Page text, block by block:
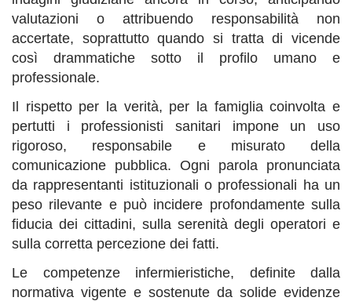
valutazioni o attribuendo responsabilità non
accertate, soprattutto quando si tratta di vicende
così drammatiche sotto il profilo umano e
professionale.
Il rispetto per la verità, per la famiglia coinvolta e
pertutti i professionisti sanitari impone un uso
rigoroso, responsabile e misurato della
comunicazione pubblica. Ogni parola pronunciata
da rappresentanti istituzionali o professionali ha un
peso rilevante e può incidere profondamente sulla
fiducia dei cittadini, sulla serenità degli operatori e
sulla corretta percezione dei fatti.
Le competenze infermieristiche, definite dalla
normativa vigente e sostenute da solide evidenze